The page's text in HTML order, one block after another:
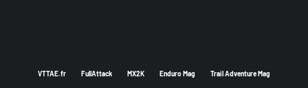
VTTAE.fr FullAttack MX2K Enduro Mag Trail Adventure Mag